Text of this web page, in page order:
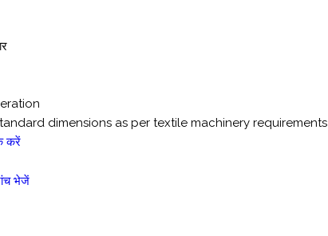
dimensions as per textile machinery requirements
करें
भेजें